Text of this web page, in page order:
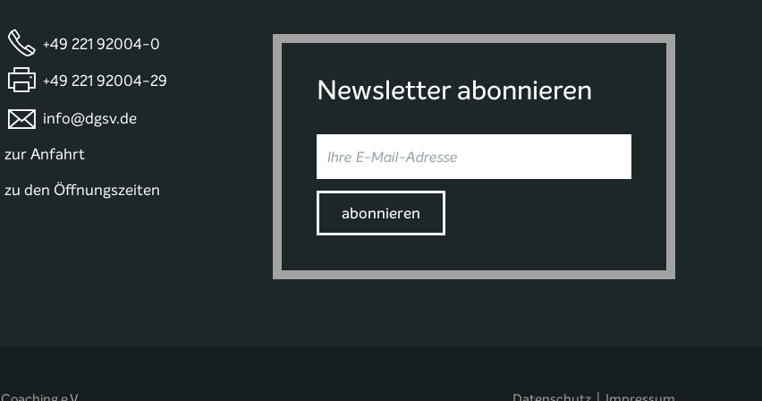
+49 221 92004-0
+49 221 92004-29
info@dgsv.de
zur Anfahrt
zu den Öffnungszeiten
Newsletter abonnieren